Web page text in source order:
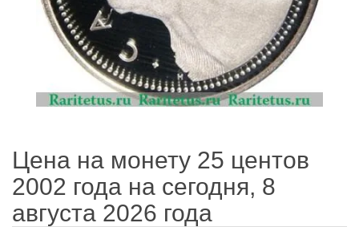
Цена на монету 25 центов
2002 года на сегодня, 8
августа 2026 года